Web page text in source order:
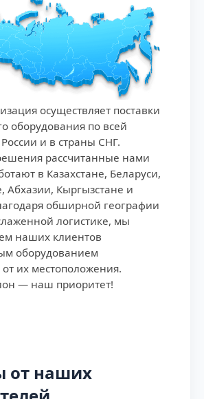
осуществляет поставки
оборудования по всей
и в страны СНГ.
рассчитанные нами
в Казахстане, Беларуси,
Абхазии, Кыргызстане и
обширной географии
логистике, мы
наших клиентов
оборудованием
их местоположения.
— наш приоритет!
от наших